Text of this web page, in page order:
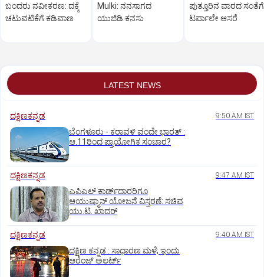
ಬಂದರು ನವೀಕರಣ: ದಕ್ಕೆ
ಚಟುವಟಿಕೆಗೆ ಕಡಿವಾಣ
Mulki: ನನಸಾಗದ
ಯುಜಿಡಿ ಕನಸು
ಪುತ್ತೂರಿನ ವಾರದ ಸಂತೆಗೆ
ಟರ್ಪಾಲೇ ಆಸರೆ
LATEST NEWS
ದಕ್ಷಿಣಕನ್ನಡ 9:50 AM IST
ಬೆಂಗಳೂರು - ಕರಾವಳಿ ವಂದೇ ಭಾರತ್‌ :
ಆ.11ರಿಂದ ಪ್ರಾಯೋಗಿಕ ಸಂಚಾರ?
ದಕ್ಷಿಣಕನ್ನಡ 9:47 AM IST
ಎಪಿಎಲ್‌ ಕಾರ್ಡ್‌ದಾರರಿಗೂ
ಆಯುಷ್ಮಾನ್‌ ಯೋಜನೆ ವಿಸ್ತರಣೆ: ಸಚಿವ
ಯು.ಟಿ. ಖಾದರ್
ದಕ್ಷಿಣಕನ್ನಡ 9:40 AM IST
ದಕ್ಷಿಣ ಕನ್ನಡ : ಸಾಧಾರಣ ಮಳೆ; ಇಂದು
ಆರೆಂಜ್‌ ಅಲರ್ಟ್